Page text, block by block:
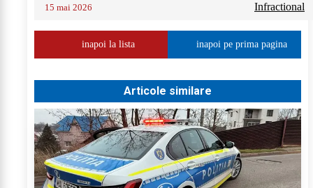
15 mai 2026 Infractional
inapoi la lista inapoi pe prima pagina
Articole similare